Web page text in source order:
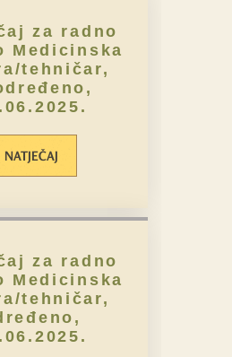
za radno
Medicinska
tehničar,
NATJEČAJ
za radno
Medicinska
tehničar,